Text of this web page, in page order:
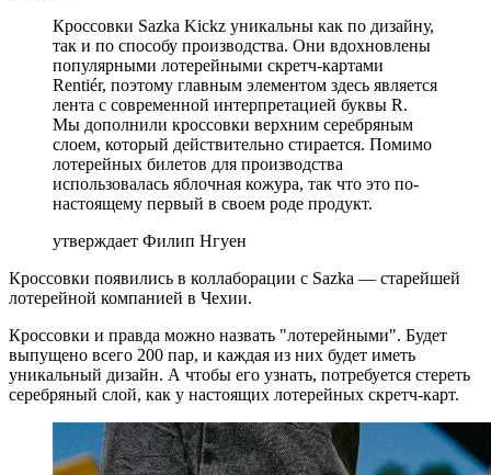
Кроссовки Sazka Kickz уникальны как по дизайну,
так и по способу производства. Они вдохновлены
популярными лотерейными скретч-картами
Rentiér, поэтому главным элементом здесь является
лента с современной интерпретацией буквы R.
Мы дополнили кроссовки верхним серебряным
слоем, который действительно стирается. Помимо
лотерейных билетов для производства
использовалась яблочная кожура, так что это по-
настоящему первый в своем роде продукт.
утверждает Филип Нгуен
Кроссовки появились в коллаборации с Sazka — старейшей
лотерейной компанией в Чехии.
Кроссовки и правда можно назвать "лотерейными". Будет
выпущено всего 200 пар, и каждая из них будет иметь
уникальный дизайн. А чтобы его узнать, потребуется стереть
серебряный слой, как у настоящих лотерейных скретч-карт.